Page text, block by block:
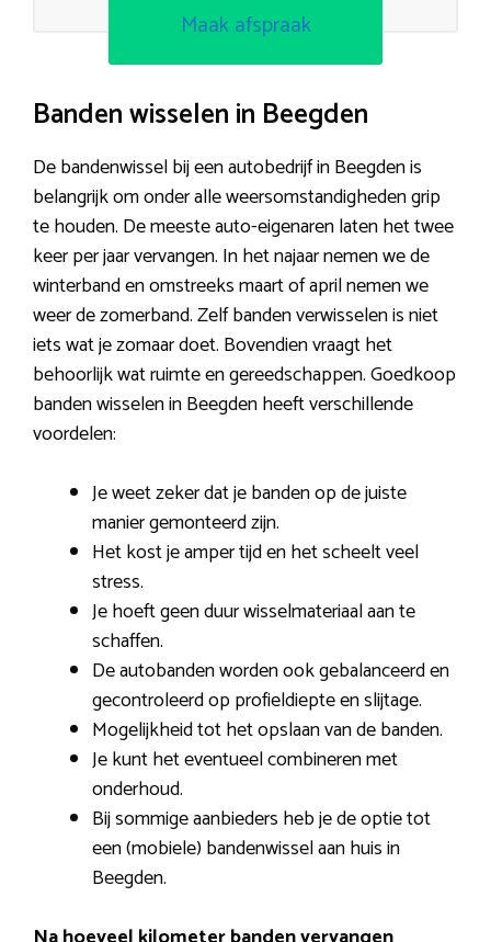
Maak afspraak
Banden wisselen in Beegden
De bandenwissel bij een autobedrijf in Beegden is
belangrijk om onder alle weersomstandigheden grip
te houden. De meeste auto-eigenaren laten het twee
keer per jaar vervangen. In het najaar nemen we de
winterband en omstreeks maart of april nemen we
weer de zomerband. Zelf banden verwisselen is niet
iets wat je zomaar doet. Bovendien vraagt het
behoorlijk wat ruimte en gereedschappen. Goedkoop
banden wisselen in Beegden heeft verschillende
voordelen:
Je weet zeker dat je banden op de juiste
manier gemonteerd zijn.
Het kost je amper tijd en het scheelt veel
stress.
Je hoeft geen duur wisselmateriaal aan te
schaffen.
De autobanden worden ook gebalanceerd en
gecontroleerd op profieldiepte en slijtage.
Mogelijkheid tot het opslaan van de banden.
Je kunt het eventueel combineren met
onderhoud.
Bij sommige aanbieders heb je de optie tot
een (mobiele) bandenwissel aan huis in
Beegden.